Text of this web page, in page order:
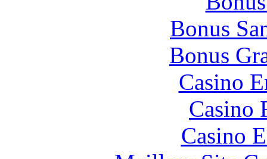
Bonus
Bonus
Casino
Casino
Casino